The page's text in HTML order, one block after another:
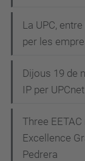
La UPC,
per les
Dijous 19 de
IP per UPCnet
Three
Excellence
Pedrera